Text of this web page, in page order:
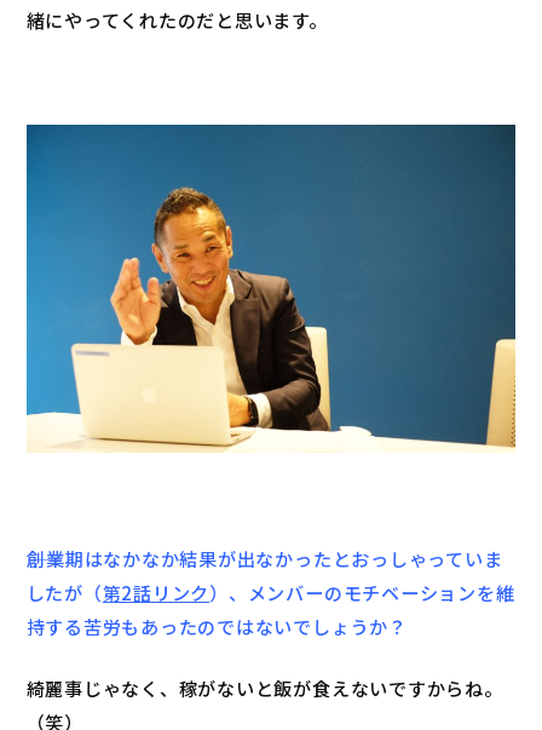
緒にやってくれたのだと思います。
――創業期はなかなか結果が出なかったとおっしゃっていま
したが（第2話リンク）、メンバーのモチベーションを維
持する苦労もあったのではないでしょうか？
綺麗事じゃなく、稼がないと飯が食えないですからね。
（笑）